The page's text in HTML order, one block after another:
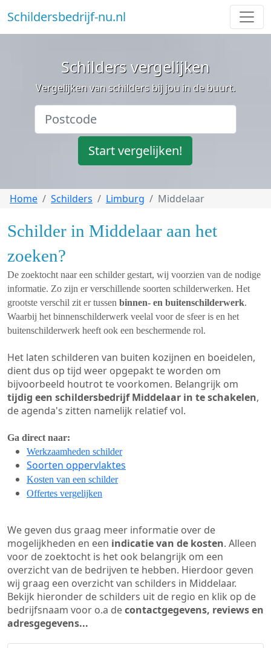
Schildersbedrijf-nu.nl
Schilders vergelijken
Vergelijken van schilders bij jou in de buurt.
Start vergelijken!
Home Schilders Limburg Middelaar
Schilder in Middelaar aan het
zoeken?
De zoektocht naar een schilder gestart, wij voorzien van de nodige
informatie. Zo zijn er verschillende soorten schilderwerken. Het
grootste verschil zit er tussen binnen- en buitenschilderwerk.
Waarbij het binnenschilderwerk veelal voor de sfeer is en het
buitenschilderwerk heeft ook een beschermende rol.
Het laten schilderen van buiten kozijnen en boeidelen,
dient dus op tijd weer opgepakt te worden om
bijvoorbeeld houtrot te voorkomen. Belangrijk om
tijdig een schildersbedrijf Middelaar in te schakelen,
de agenda's zitten namelijk relatief vol.
Ga direct naar:
Werkzaamheden schilder
Soorten oppervlaktes
Kosten van een schilder
Offertes vergelijken
We geven dus graag meer informatie over de
mogelijkheden en een indicatie van de kosten. Alleen
voor de zoektocht is het ook belangrijk om een
overzicht van de bedrijven te hebben. Hierdoor geven
wij graag een overzicht van schilders in Middelaar.
Bekijk hieronder de schilders uit de regio en klik op de
bedrijfsnaam voor o.a decontactgegevens, reviews en
adresgegevens...